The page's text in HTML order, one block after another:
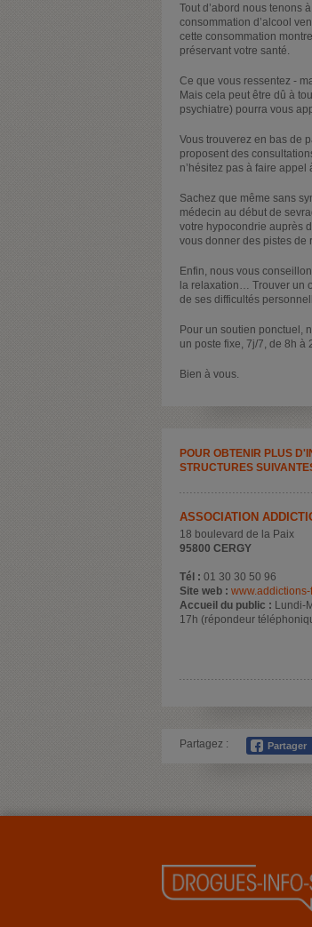
Tout d’abord nous tenons
consommation d’alcool
cette consommation
préservant votre santé.
Ce que vous ressentez -
Mais cela peut être dû à
psychiatre) pourra vous
Vous trouverez en bas de
proposent des
n’hésitez pas à faire appel
Sachez que même sans
médecin au début de
votre hypocondrie auprès
vous donner des pistes de
Enfin, nous vous
la relaxation… Trouver un
de ses difficultés
Pour un soutien ponctuel,
un poste fixe, 7j/7, de 8h à
Bien à vous.
POUR OBTENIR PLUS
STRUCTURES
ASSOCIATION
18 boulevard de la Paix
95800 CERGY
Tél : 01 30 30 50 96
Site web :
Accueil du public : Lundi-
17h (répondeur
Partagez :